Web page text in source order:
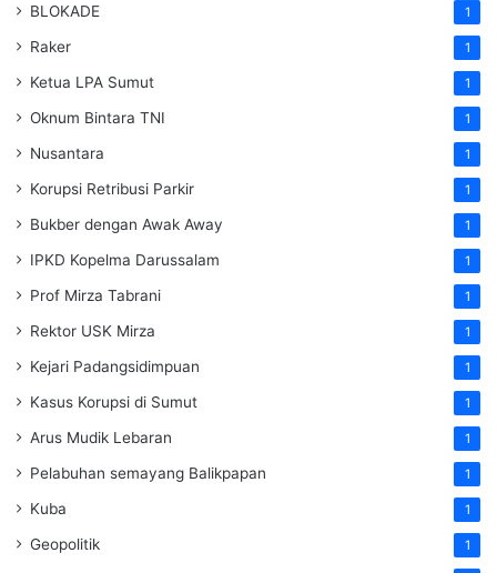
BLOKADE 1
Raker 1
Ketua LPA Sumut 1
Oknum Bintara TNI 1
Nusantara 1
Korupsi Retribusi Parkir 1
Bukber dengan Awak Away 1
IPKD Kopelma Darussalam 1
Prof Mirza Tabrani 1
Rektor USK Mirza 1
Kejari Padangsidimpuan 1
Kasus Korupsi di Sumut 1
Arus Mudik Lebaran 1
Pelabuhan semayang Balikpapan 1
Kuba 1
Geopolitik 1